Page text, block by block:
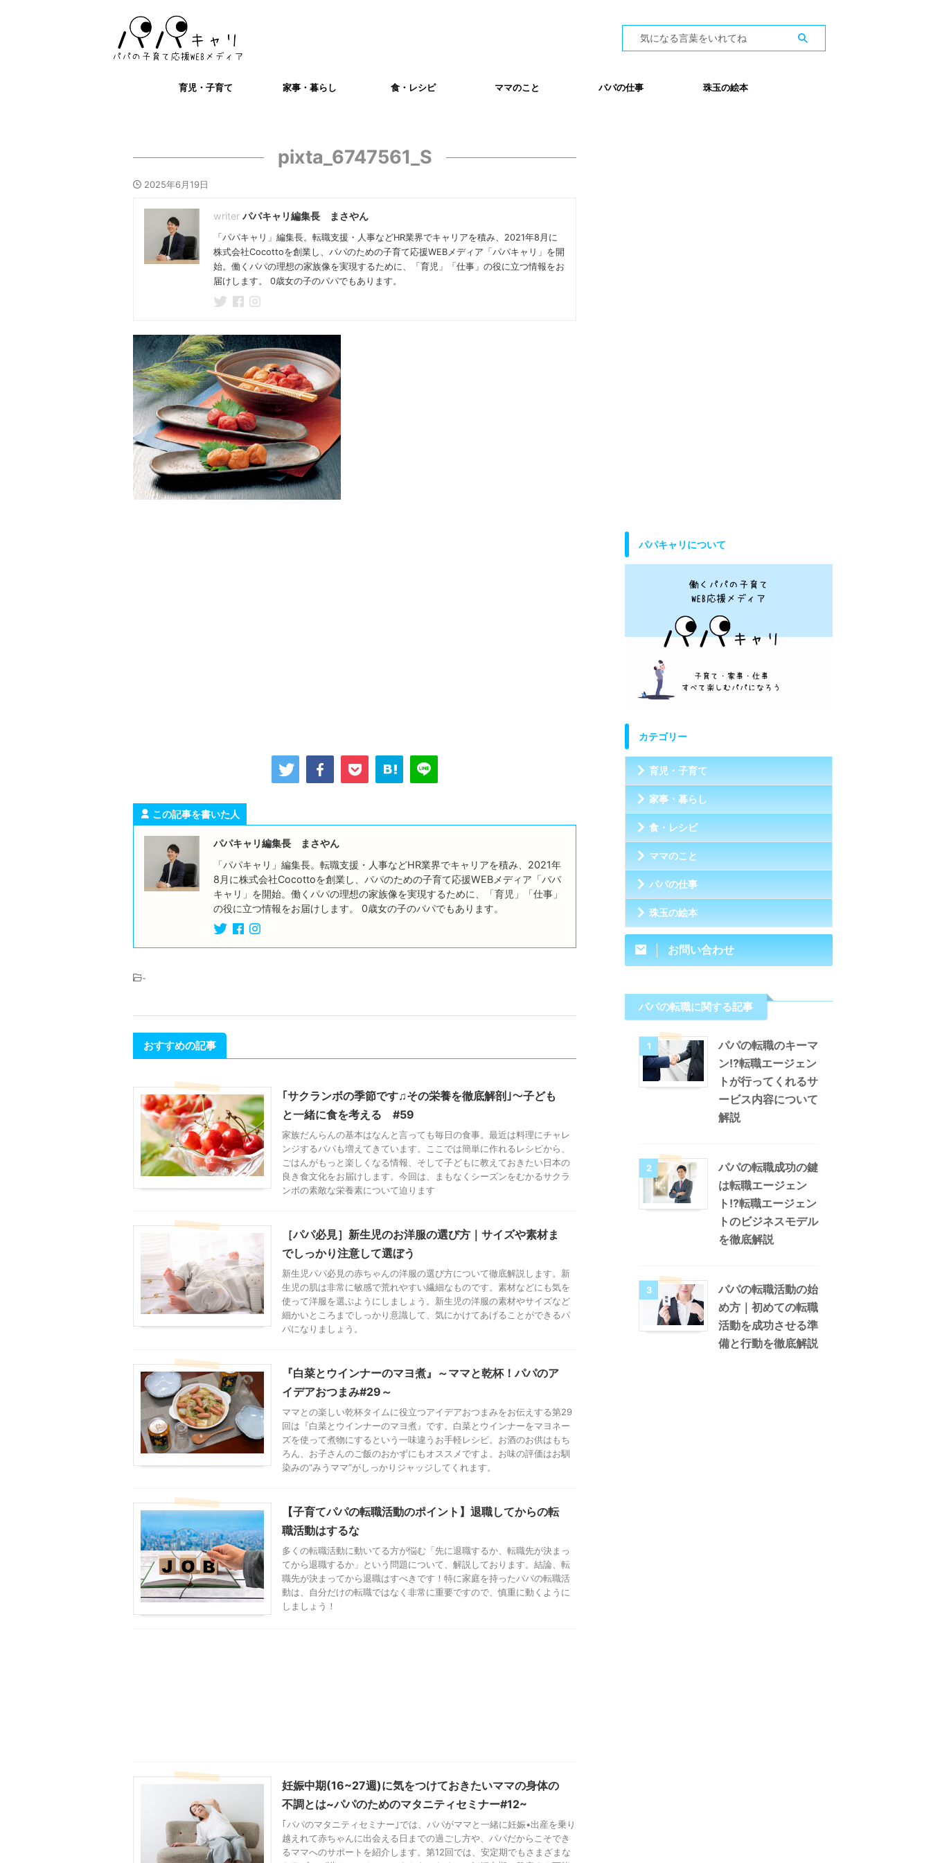
育児・子育て 家事・暮らし 食・レシピ ママのこと パパの仕事 珠玉の絵本
pixta_6747561_S
2025年6月19日
パパキャリ編集長 まさやん
「パパキャリ」編集長。転職支援・人事などHR業界でキャリアを積み、2021年8月に
株式会社Cocottoを創業し、パパのための子育て応援WEBメディア「パパキャリ」を開
始。働くパパの理想の家族像を実現するために、「育児」「仕事」の役に立つ情報をお
届けします。 0歳女の子のパパでもあります。
この記事を書いた人
パパキャリ編集長 まさやん
「パパキャリ」編集長。転職支援・人事などHR業界でキャリアを積み、2021年
8月に株式会社Cocottoを創業し、パパのための子育て応援WEBメディア「パパ
キャリ」を開始。働くパパの理想の家族像を実現するために、「育児」「仕事」
の役に立つ情報をお届けします。 0歳女の子のパパでもあります。
-
おすすめの記事
｢サクランボの季節です♫その栄養を徹底解剖｣～子ども
と一緒に食を考える #59
家族だんらんの基本はなんと言っても毎日の食事。最近は料理にチャレ
ンジするパパも増えてきています。ここでは簡単に作れるレシピから、
ごはんがもっと楽しくなる情報、そして子どもに教えておきたい日本の
良き食文化をお届けします。今回は、まもなくシーズンをむかるサクラ
ンボの素敵な栄養素について迫ります
［パパ必見］新生児のお洋服の選び方｜サイズや素材ま
でしっかり注意して選ぼう
新生児パパ必見の赤ちゃんの洋服の選び方について徹底解説します。新
生児の肌は非常に敏感で荒れやすい繊細なものです。素材などにも気を
使って洋服を選ぶようにしましょう。新生児の洋服の素材やサイズなど
細かいところまでしっかり意識して、気にかけてあげることができるパ
パになりましょう。
『白菜とウインナーのマヨ煮』～ママと乾杯！パパのア
イデアおつまみ#29～
ママとの楽しい乾杯タイムに役立つアイデアおつまみをお伝えする第29
回は『白菜とウインナーのマヨ煮』です。白菜とウインナーをマヨネー
ズを使って煮物にするという一味違うお手軽レシピ。お酒のお供はもち
ろん、お子さんのご飯のおかずにもオススメですよ。お味の評価はお馴
染みの“みうママ”がしっかりジャッジしてくれます。
【子育てパパの転職活動のポイント】退職してからの転
職活動はするな
多くの転職活動に動いてる方が悩む「先に退職するか、転職先が決まっ
てから退職するか」という問題について、解説しております。結論、転
職先が決まってから退職はすべきです！特に家庭を持ったパパの転職活
動は、自分だけの転職ではなく非常に重要ですので、慎重に動くように
しましょう！
妊娠中期(16~27週)に気をつけておきたいママの身体の
不調とは~パパのためのマタニティセミナー#12~
｢パパのマタニティセミナー｣では、パパがママと一緒に妊娠•出産を乗り
越えれて赤ちゃんに出会える日までの過ごし方や、パパだからこそでき
るママへのサポートを紹介します。第12回では、安定期でもさまざまな
パパキャリについて
カテゴリー
育児・子育て
家事・暮らし
食・レシピ
ママのこと
パパの仕事
珠玉の絵本
お問い合わせ
パパの転職に関する記事
1
パパの転職のキーマ
ン!?転職エージェン
トが行ってくれるサ
ービス内容について
解説
2
パパの転職成功の鍵
は転職エージェン
ト!?転職エージェン
トのビジネスモデル
を徹底解説
3
パパの転職活動の始
め方｜初めての転職
活動を成功させる準
備と行動を徹底解説